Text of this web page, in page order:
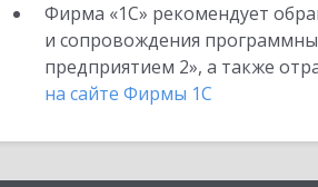
Фирма «1С» рекомендует
и сопровождения
предприятием 2», а также
на сайте Фирмы 1С